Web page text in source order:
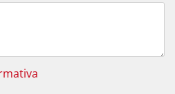
di preferenza
17.30 - 19.30